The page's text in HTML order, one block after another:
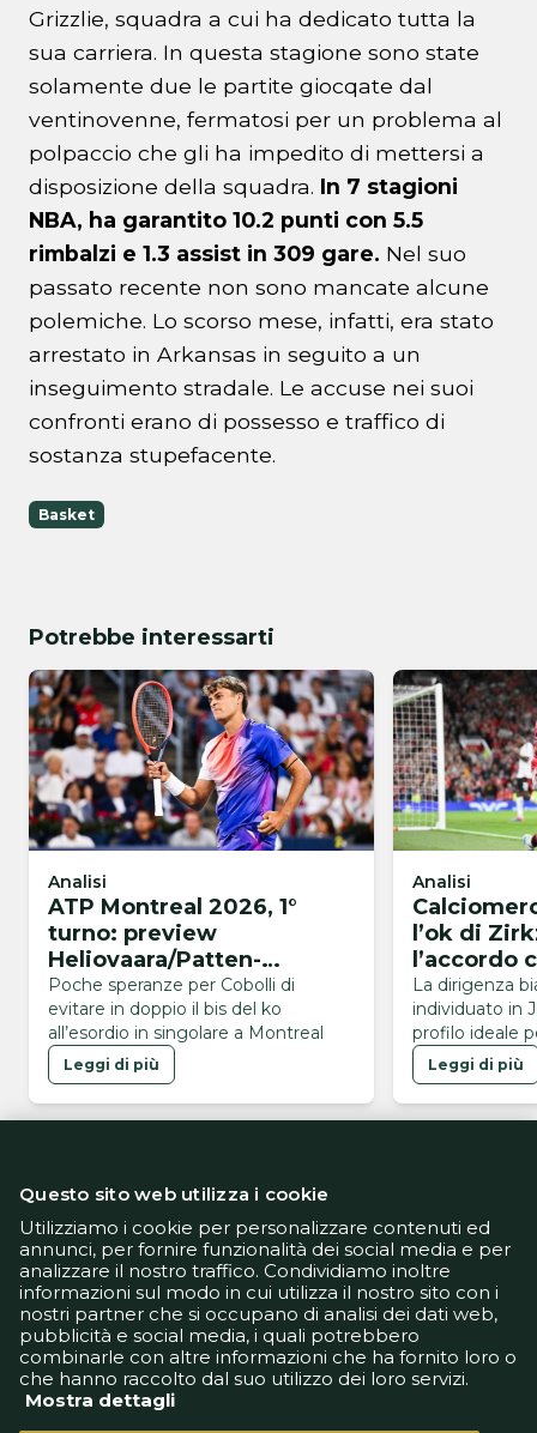
Grizzlie, squadra a cui ha dedicato tutta la
sua carriera. In questa stagione sono state
solamente due le partite giocqate dal
ventinovenne, fermatosi per un problema al
polpaccio che gli ha impedito di mettersi a
disposizione della squadra. In 7 stagioni
NBA, ha garantito 10.2 punti con 5.5
rimbalzi e 1.3 assist in 309 gare. Nel suo
passato recente non sono mancate alcune
polemiche. Lo scorso mese, infatti, era stato
arrestato in Arkansas in seguito a un
inseguimento stradale. Le accuse nei suoi
confronti erano di possesso e traffico di
sostanza stupefacente.
Basket
Potrebbe interessarti
Analisi
ATP Montreal 2026, 1°
turno: preview
Heliovaara/Patten-
Buse/Cobolli
Poche speranze per Cobolli di
evitare in doppio il bis del ko
all’esordio in singolare a Montreal
Leggi di più
Analisi
l’ok di
l’accordo
La dirigenza
individuato in
profilo ideale
Leggi di più
Informativa Privacy
Informativa Cookie
Tech App
Gestione preferenze
support@goldbetlive.it
Questo sito web utilizza i cookie
Utilizziamo i cookie per personalizzare contenuti ed
annunci, per fornire funzionalità dei social media e per
analizzare il nostro traffico. Condividiamo inoltre
informazioni sul modo in cui utilizza il nostro sito con i
nostri partner che si occupano di analisi dei dati web,
pubblicità e social media, i quali potrebbero
combinarle con altre informazioni che ha fornito loro o
che hanno raccolto dal suo utilizzo dei loro servizi.
Mostra dettagli